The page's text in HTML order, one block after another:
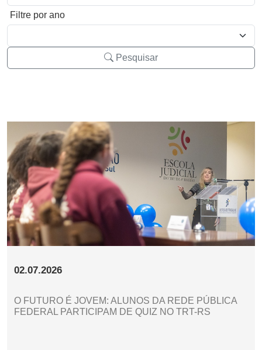
Filtre por ano
Pesquisar
02.07.2026
O FUTURO É JOVEM: ALUNOS DA REDE PÚBLICA
FEDERAL PARTICIPAM DE QUIZ NO TRT-RS